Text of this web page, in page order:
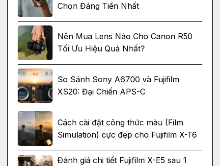
Chọn Đáng Tiền Nhất
Nên Mua Lens Nào Cho Canon R50
Tối Ưu Hiệu Quả Nhất?
So Sánh Sony A6700 và Fujifilm
XS20: Đại Chiến APS-C
Cách cài đặt công thức màu (Film
Simulation) cực đẹp cho Fujifilm X-T6
Đánh giá chi tiết Fujifilm X-E5 sau 1